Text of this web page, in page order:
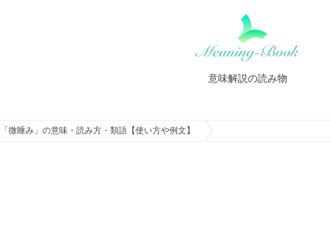
意味解説の読み物
「微睡み」の意味・読み方・類語【使い方や例文】